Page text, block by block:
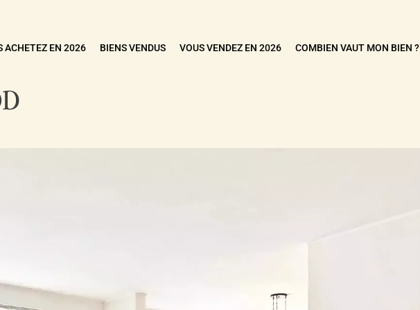
ACHETEZ EN 2026 BIENS VENDUS VOUS VENDEZ EN 2026 COMBIEN VAUT MON BIEN ?